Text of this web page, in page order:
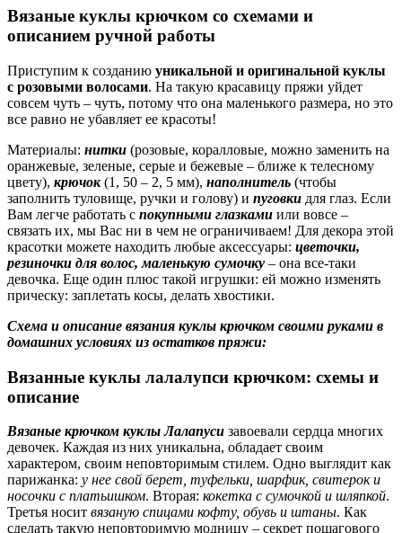
Вязаные куклы крючком со схемами и
описанием ручной работы
Приступим к созданию уникальной и оригинальной куклы
с розовыми волосами. На такую красавицу пряжи уйдет
совсем чуть – чуть, потому что она маленького размера, но это
все равно не убавляет ее красоты!
Материалы: нитки (розовые, коралловые, можно заменить на
оранжевые, зеленые, серые и бежевые – ближе к телесному
цвету), крючок (1, 50 – 2, 5 мм), наполнитель (чтобы
заполнить туловище, ручки и голову) и пуговки для глаз. Если
Вам легче работать с покупными глазками или вовсе –
связать их, мы Вас ни в чем не ограничиваем! Для декора этой
красотки можете находить любые аксессуары: цветочки,
резиночки для волос, маленькую сумочку – она все-таки
девочка. Еще один плюс такой игрушки: ей можно изменять
прическу: заплетать косы, делать хвостики.
Схема и описание вязания куклы крючком своими руками в
домашних условиях из остатков пряжи:
Вязанные куклы лалалупси крючком: схемы и
описание
Вязаные крючком куклы Лалапуси завоевали сердца многих
девочек. Каждая из них уникальна, обладает своим
характером, своим неповторимым стилем. Одно выглядит как
парижанка: у нее свой берет, туфельки, шарфик, свитерок и
носочки с платьишком. Вторая: кокетка с сумочкой и шляпкой.
Третья носит вязаную спицами кофту, обувь и штаны. Как
сделать такую неповторимую модницу – секрет пошагового